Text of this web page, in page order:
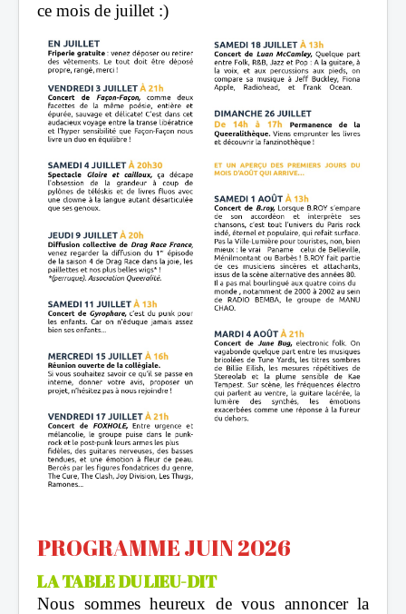
ce mois de juillet :)
PROGRAMME JUIN 2026
LA TABLE DU LIEU-DIT
Nous sommes heureux de vous annoncer la